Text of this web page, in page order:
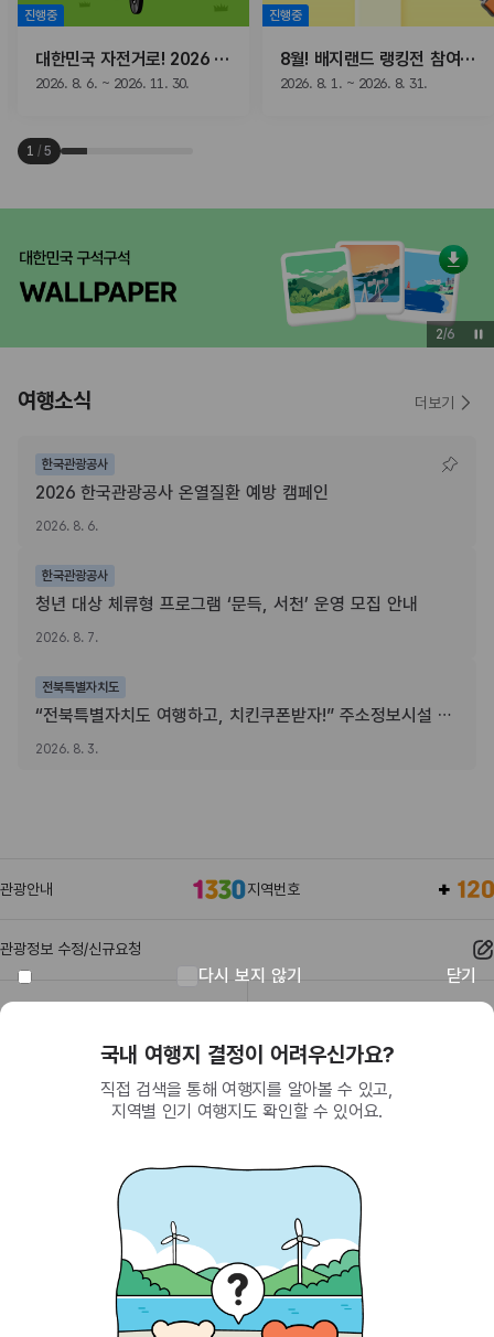
진행중
대한민국 자전거로! 2026 동네방네 라이딩
2026. 8. 6. ~ 2026. 11. 30.
진행중
8월! 배지랜드 랭킹전 참여하고, 선물받자!
2026. 8. 1. ~ 2026. 8. 31.
1 / 5
2/6
여행소식
한국관광공사
2026 한국관광공사 온열질환 예방 캠페인
2026. 8. 6.
한국관광공사
청년 대상 체류형 프로그램 ‘문득, 서천’ 운영 모집 안내
2026. 8. 7.
전북특별자치도
“전북특별자치도 여행하고, 치킨쿠폰받자!” 주소정보시설 SNS 인증이벤트
2026. 8. 3.
더보기
다시 보지 않기 닫기
회원이 되면 받을 수 있는 혜택
SNS를 통한 간편 가입으로 한국관광공사에서
제공하는 다양한 혜택을 누려보세요.
관광안내 지역번호
관광정보 수정/신규요청
관광정보
033-738-3000 (유료, 평일 09시~18시)
202-81-50707
제2009-서울중구-1234호